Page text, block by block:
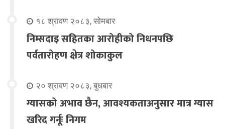
१८ श्रावण २०८३, सोमबार
निम्सदाइ सहितका आरोहीको निधनपछि
पर्वतारोहण क्षेत्र शोकाकुल
२० श्रावण २०८३, बुधबार
ग्यासको अभाव छैन, आवश्यकताअनुसार मात्र ग्यास
खरिद गर्नूः निगम